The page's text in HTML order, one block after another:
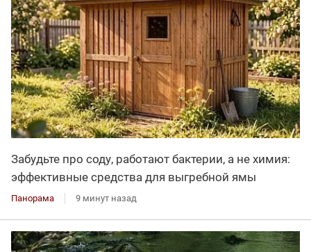
Забудьте про соду, работают бактерии, а не химия:
эффективные средства для выгребной ямы
Панорама 9 минут назад